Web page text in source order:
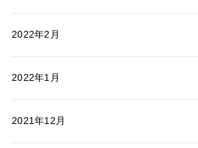
2022年2月
2022年1月
2021年12月